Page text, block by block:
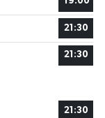
21:30
21:30
21:30